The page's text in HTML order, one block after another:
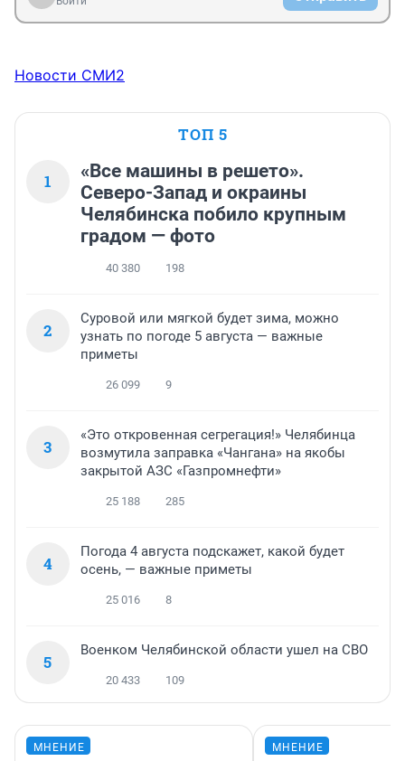
Новости СМИ2
ТОП 5
1
«Все машины в решето».
Северо-Запад и окраины
Челябинска побило крупным
градом — фото
40 380 198
2
Суровой или мягкой будет зима, можно
узнать по погоде 5 августа — важные
приметы
26 099 9
3
«Это откровенная сегрегация!» Челябинца
возмутила заправка «Чангана» на якобы
закрытой АЗС «Газпромнефти»
25 188 285
4
Погода 4 августа подскажет, какой будет
осень, — важные приметы
25 016 8
5
Военком Челябинской области ушел на СВО
20 433 109
МНЕНИЕ МНЕНИЕ